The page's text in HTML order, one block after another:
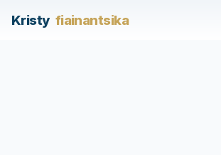
Kristy fiainantsika